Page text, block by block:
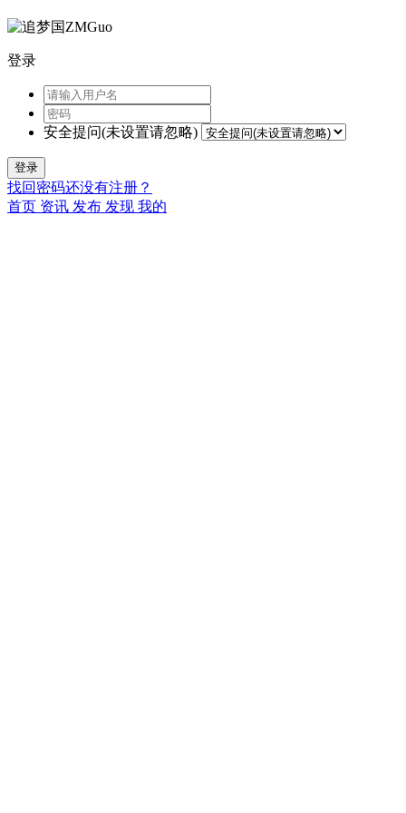
登录
安全提问(未设置请忽略)
登录
找回密码还没有注册？
首页 资讯 发布 发现 我的